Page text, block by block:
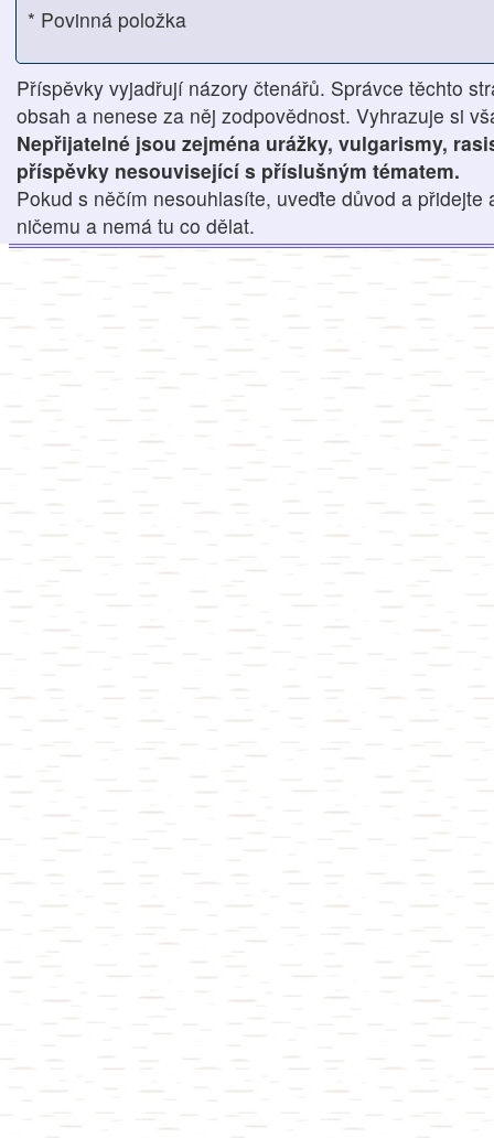
* Povinná položka
Příspěvky vyjadřují názory čtenářů. Správce těchto
obsah a nenese za něj zodpovědnost. Vyhrazuje si
Nepřijatelné jsou zejména urážky, vulgarismy,
příspěvky nesouvisející s příslušným tématem.
Pokud s něčím nesouhlasíte, uveďte důvod a přidejte
ničemu a nemá tu co dělat.